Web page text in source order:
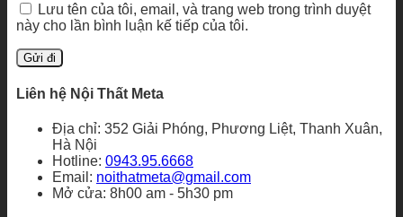
Lưu tên của tôi, email, và trang web trong trình duyệt
này cho lần bình luận kế tiếp của tôi.
Liên hệ Nội Thất Meta
Địa chỉ: 352 Giải Phóng, Phương Liệt, Thanh Xuân,
Hà Nội
Hotline: 0943.95.6668
Email: noithatmeta@gmail.com
Mở cửa: 8h00 am - 5h30 pm